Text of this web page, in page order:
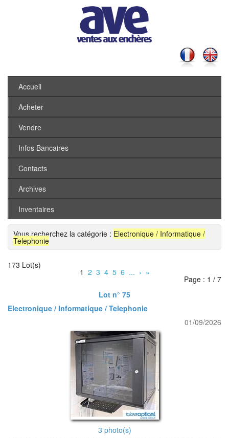
Accueil
Acheter
Vendre
Infos Bancaires
Contacts
Archives
Inventaires
Vous recherchez la catégorie : Electronique / Informatique /
Telephonie
173 Lot(s)
1 2 3 4 5 6 ... › »
Page : 1 / 7
Lot n° 75
Electronique / Informatique / Telephonie
01/09/2026
3 photo(s)